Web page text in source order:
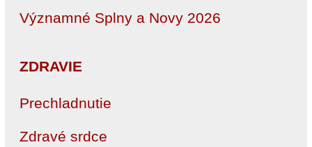
Významné Splny a Novy 2026
ZDRAVIE
Prechladnutie
Zdravé srdce